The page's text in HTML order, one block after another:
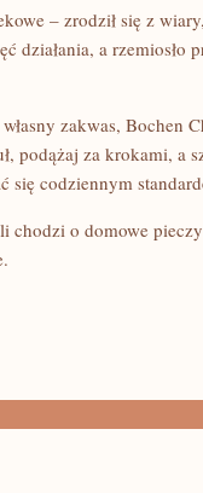
– zrodził się z
działania, a rzemiosło
zakwas, Bochen
podążaj za krokami, a
się codziennym
chodzi o domowe